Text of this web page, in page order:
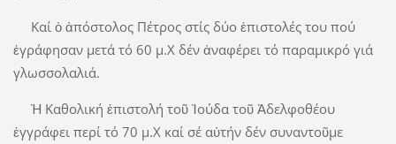
Καί ὁ ἀπόστολος Πέτρος στίς δύο ἐπιστολές του πού
ἐγράφησαν μετά τό 60 μ.Χ δέν ἀναφέρει τό παραμικρό γιά
γλωσσολαλιά.
Ἡ Καθολική ἐπιστολή τοῦ Ἰούδα τοῦ Ἀδελφοθέου
ἐγγράφει περί τό 70 μ.Χ καί σέ αὐτήν δέν συναντοῦμε